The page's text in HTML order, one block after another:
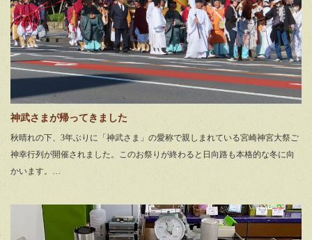
神武さまが帰ってきました
秋晴れの下、3年ぶりに「神武さま」の愛称で親しまれている宮崎神宮大祭ご
神幸行列が開催されました。このお祭りが終わると日向路も本格的な冬に向
かいます。…